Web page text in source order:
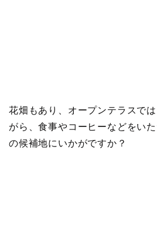
花畑もあり、オープンテラスで
がら、食事やコーヒーなどをい
の候補地にいかがですか？